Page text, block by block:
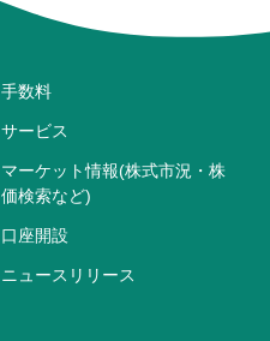
手数料
サービス
マーケット情報(株式市況・株
価検索など)
口座開設
ニュースリリース